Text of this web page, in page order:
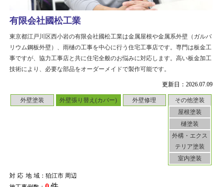
更新日：2026.07.09
外壁塗装 外壁張り替え(カバー) 外壁修理
その他塗装
屋根塗装
樋塗装
外構・エクス
テリア塗装
室内塗装
対応地域：狛江市 周辺
有限会社國松工業
東京都江戸川区西小岩の有限会社國松工業は金属屋根や金属系外壁（ガルバ
リウム鋼板外壁）、雨樋の工事を中心に行う住宅工事店です。専門は板金工
事ですが、協力工事店と共に住宅全般のお悩みに対応します。高い板金加工
技術により、必要な部品をオーダーメイドで製作可能です。